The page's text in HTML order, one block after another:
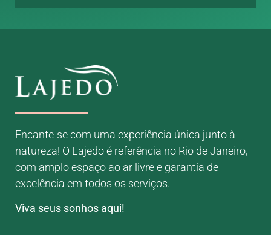
Encante-se com uma experiência única junto à
natureza! O Lajedo é referência no Rio de Janeiro,
com amplo espaço ao ar livre e garantia de
excelência em todos os serviços.
Viva seus sonhos aqui!